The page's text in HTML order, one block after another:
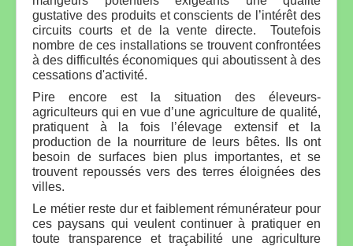
gustative des produits et conscients de l’intérêt des
circuits courts et de la vente directe. Toutefois
nombre de ces installations se trouvent confrontées
à des difficultés économiques qui aboutissent à des
cessations d'activité.
Pire encore est la situation des éleveurs-
agriculteurs qui en vue d’une agriculture de qualité,
pratiquent à la fois l’élevage extensif et la
production de la nourriture de leurs bêtes. Ils ont
besoin de surfaces bien plus importantes, et se
trouvent repoussés vers des terres éloignées des
villes.
Le métier reste dur et faiblement rémunérateur pour
ces paysans qui veulent continuer à pratiquer en
toute transparence et traçabilité une agriculture